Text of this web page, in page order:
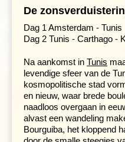
De
Dag 1 Amsterdam - Tunis
Dag 2 Tunis - Carthago -
Na aankomst in Tunis
levendige sfeer van de
kosmopolitische stad
en nieuw, waar brede
naadloos overgaan in
alvast een wandeling
Bourguiba, het kloppend